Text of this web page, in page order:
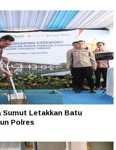
Sumut Letakkan Batu
Polres